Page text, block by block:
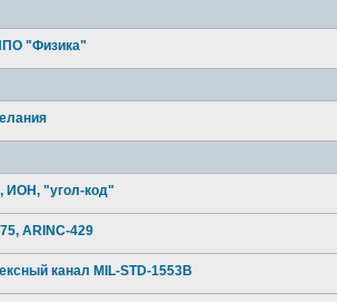
"Физика"
"угол-код"
ARINC-429
канал MIL-STD-1553B